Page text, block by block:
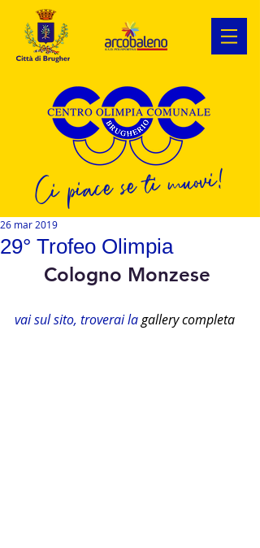
Ci piace se ti muovi!
29° Trofeo Olimpia
26 mar 2019
Cologno Monzese
vai sul sito, troverai la gallery completa